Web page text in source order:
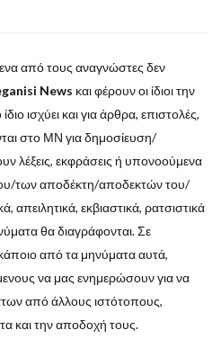
από τους αναγνώστες δεν
News και φέρουν οι ίδιοι την
ισχύει και για άρθρα, επιστολές,
στο ΜΝ για δημοσίευση/
λέξεις, εκφράσεις ή υπονοούμενα
των αποδέκτη/αποδεκτών του/
απειλητικά, εκβιαστικά, ρατσιστικά
θα διαγράφονται. Σε
από τα μηνύματα αυτά,
να μας ενημερώσουν για να
από άλλους ιστότοπους,
και την αποδοχή τους.